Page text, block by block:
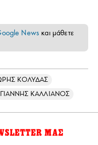
News και μάθετε
ΚΟΛΥΔΑΣ
ΓΙΑΝΝΗΣ ΚΑΛΛΙΑΝΟΣ
ΜΑΣ